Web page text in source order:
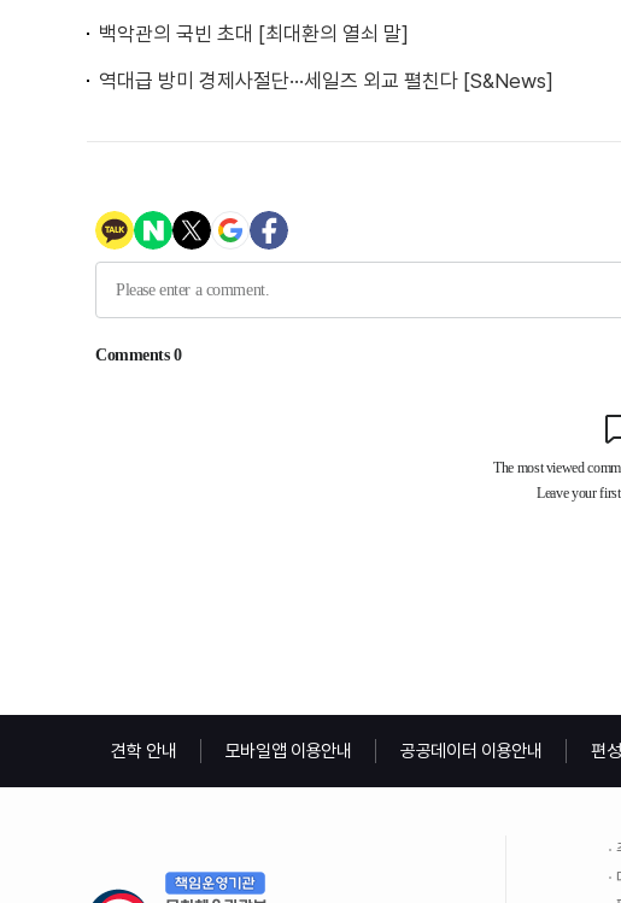
백악관의 국빈 초대 [최대환의 열쇠 말]
역대급 방미 경제사절단···세일즈 외교 펼친다 [S&News]
견학 안내 모바일앱 이용안내 공공데이터 이용안내 편